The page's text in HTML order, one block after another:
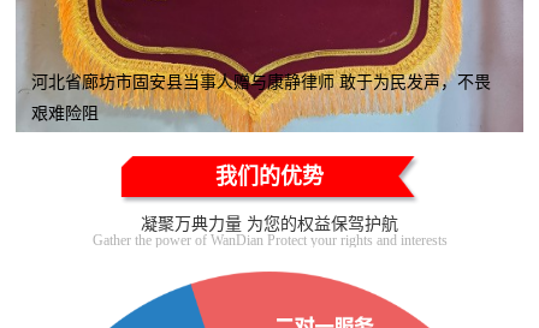
河北省廊坊市固安县当事人赠与康静律师 敢于为民发声，不畏
艰难险阻
我们的优势
凝聚万典力量 为您的权益保驾护航
Gather the power of WanDian Protect your rights and interests